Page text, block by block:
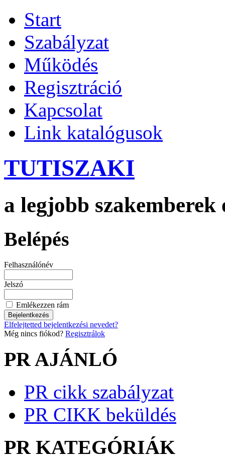
Start
Szabályzat
Működés
Regisztráció
Kapcsolat
Link katalógusok
TUTISZAKI
a legjobb szakemberek
Belépés
Felhasználónév
Jelszó
Emlékezzen rám
Elfelejtetted bejelentkezési nevedet?
Még nincs fiókod? Regisztrálok
PR AJÁNLÓ
PR cikk szabályzat
PR CIKK beküldés
PR KATEGÓRIÁK